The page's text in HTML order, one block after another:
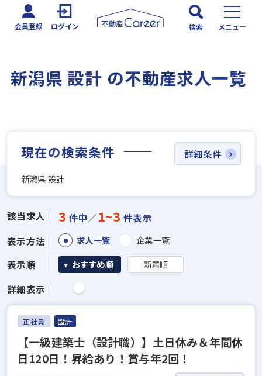
会員登録 ログイン 検索 メニュー
新潟県 設計 の不動産求人一覧
現在の検索条件
新潟県 設計
詳細条件
該当求人 3 件中／1~3 件表示
表示方法
求人一覧 企業一覧
表示順 おすすめ順 新着順
詳細表示
正社員 設計
【一級建築士（設計職）】土日休み＆年間休
日120日！昇給あり！賞与年2回！